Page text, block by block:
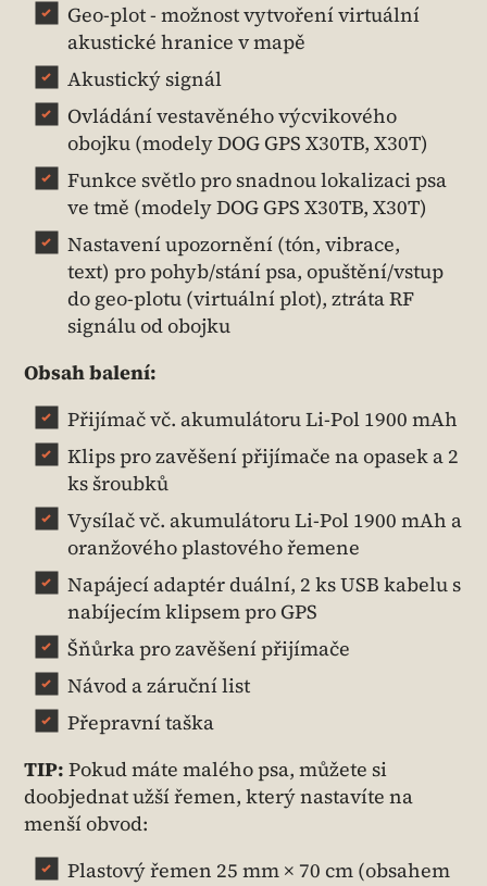
Geo-plot - možnost vytvoření virtuální
akustické hranice v mapě
Akustický signál
Ovládání vestavěného výcvikového
obojku (modely DOG GPS X30TB, X30T)
Funkce světlo pro snadnou lokalizaci psa
ve tmě (modely DOG GPS X30TB, X30T)
Nastavení upozornění (tón, vibrace,
text) pro pohyb/stání psa, opuštění/vstup
do geo-plotu (virtuální plot), ztráta RF
signálu od obojku
Obsah balení:
Přijímač vč. akumulátoru Li-Pol 1900 mAh
Klips pro zavěšení přijímače na opasek a 2
ks šroubků
Vysílač vč. akumulátoru Li-Pol 1900 mAh a
oranžového plastového řemene
Napájecí adaptér duální, 2 ks USB kabelu s
nabíjecím klipsem pro GPS
Šňůrka pro zavěšení přijímače
Návod a záruční list
Přepravní taška
TIP: Pokud máte malého psa, můžete si
doobjednat užší řemen, který nastavíte na
menší obvod:
Plastový řemen 25 mm × 70 cm (obsahem